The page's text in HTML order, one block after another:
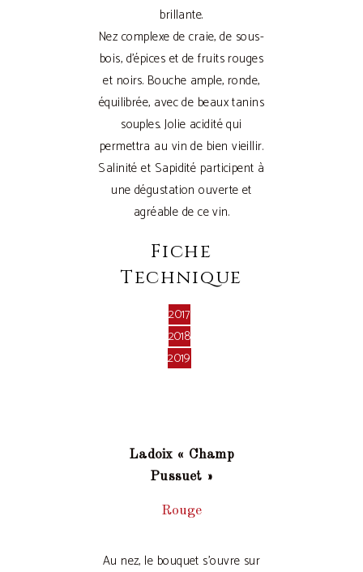
brillante.
Nez complexe de craie, de sous-
bois, d’épices et de fruits rouges
et noirs. Bouche ample, ronde,
équilibrée, avec de beaux tanins
souples. Jolie acidité qui
permettra au vin de bien vieillir.
Salinité et Sapidité participent à
une dégustation ouverte et
agréable de ce vin.
Fiche
Technique
2017
2018
2019
Ladoix « Champ
Pussuet »
Rouge
Au nez, le bouquet s’ouvre sur